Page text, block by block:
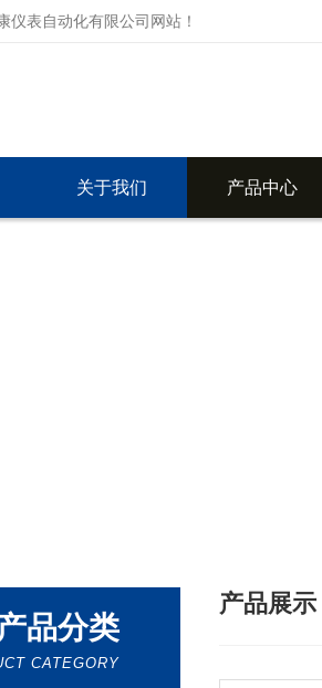
仪表自动化有限公司网站！
关于我们 产品中心
品分类
CATEGORY
产品展示